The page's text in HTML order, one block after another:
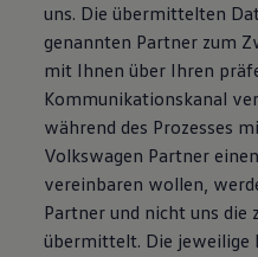
uns. Die übermittelten
genannten Partner zum
mit Ihnen über Ihren
Kommunikationskanal
während des Prozesses
Volkswagen Partner
vereinbaren wollen,
Partner und nicht uns die
übermittelt. Die jeweilige